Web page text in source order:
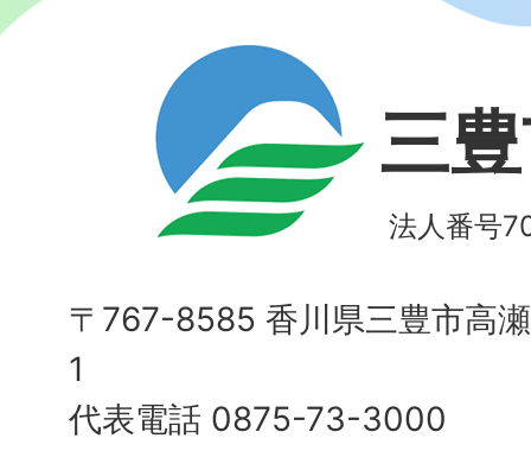
三
法人番号
〒767-8585 香川県三豊市高
1
代表電話 0875-73-3000